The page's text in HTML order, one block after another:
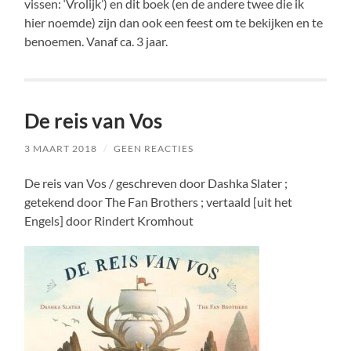
vissen: ‘Vrolijk’) en dit boek (en de andere twee die ik
hier noemde) zijn dan ook een feest om te bekijken en te
benoemen. Vanaf ca. 3 jaar.
De reis van Vos
3 MAART 2018 / GEEN REACTIES
De reis van Vos / geschreven door Dashka Slater ;
getekend door The Fan Brothers ; vertaald [uit het
Engels] door Rindert Kromhout